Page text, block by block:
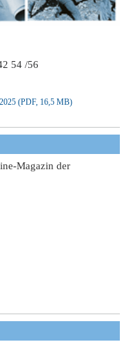
54 /56
(PDF, 16,5 MB)
Magazin der